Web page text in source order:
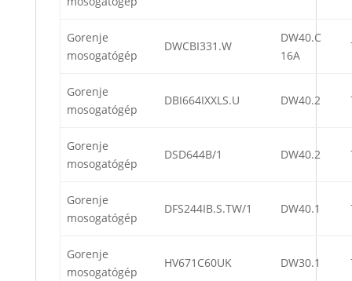
Gorenje
mosogatógép
DWCBI331.W
DW40.C
16A
Gorenje
mosogatógép
DBI664IXXLS.U DW40.2
Gorenje
mosogatógép
DSD644B/1 DW40.2
Gorenje
mosogatógép
DFS244IB.S.TW/1 DW40.1
Gorenje
mosogatógép
HV671C60UK DW30.1